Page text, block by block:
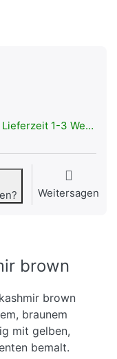
1-3 Werktage.
Weitersagen
brown
brown
braunem
mit gelben,
bemalt.